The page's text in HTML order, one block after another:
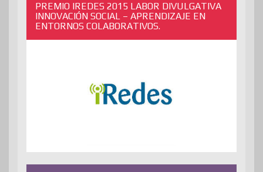
PREMIO IREDES 2015 LABOR DIVULGATIVA
INNOVACIÓN SOCIAL – APRENDIZAJE EN
ENTORNOS COLABORATIVOS.